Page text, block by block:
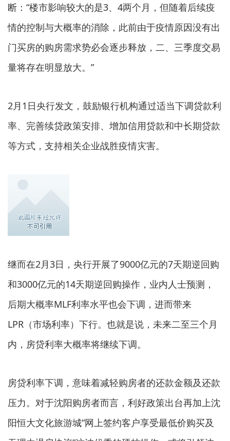
断：“楼市影响较大的是3、4两个月，但随着后续疫
情的控制与大概率的消除，此前由于疫情原因没有出
门买房的购房需求势必会逐步释放，二、三季度交易
量将存在明显放大。”
2月1日央行发文，鼓励银行机构通过适当下调贷款利
率、完善续贷政策安排、增加信用贷款和中长期贷款
等方式，支持相关企业战胜疫情灾害。
继而在2月3日，央行开展了9000亿元的7天期逆回购
和3000亿元的14天期逆回购操作，业内人士预测，
后期大概率MLF利率水平也会下调，进而带来
LPR（市场利率）下行。也就是说，未来二至三个月
内，房贷利率大概率将继续下调。
房贷利率下调，意味着减轻购房者的还款金额及还款
压力。对于沈阳购房者而言，利好政策出台再加上沈
阳恒大文化旅游城“网上签约客户享受最低价购买及